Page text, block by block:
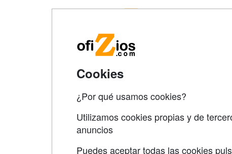
Cookies
¿Por qué usamos cookies?
Utilizamos cookies propias y de
anuncios
Puedes aceptar todas las cookies